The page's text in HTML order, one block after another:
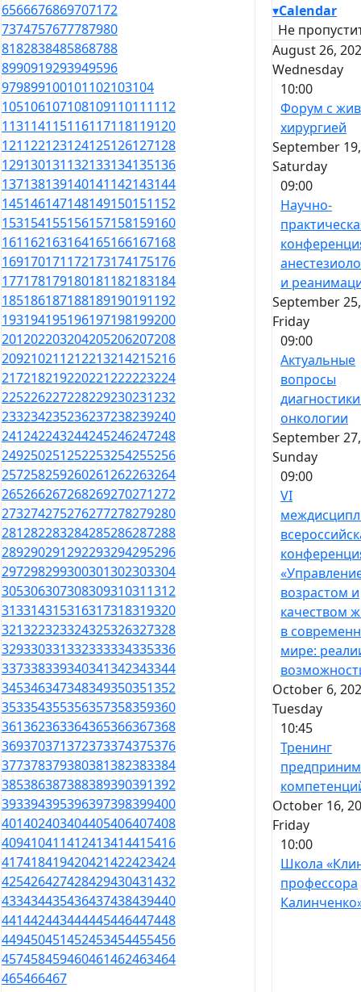
6566676869707172
7374757677787980
8182838485868788
8990919293949596
979899100101102103104
105106107108109110111112
113114115116117118119120
121122123124125126127128
129130131132133134135136
137138139140141142143144
145146147148149150151152
153154155156157158159160
161162163164165166167168
169170171172173174175176
177178179180181182183184
185186187188189190191192
193194195196197198199200
201202203204205206207208
209210211212213214215216
217218219220221222223224
225226227228229230231232
233234235236237238239240
241242243244245246247248
249250251252253254255256
257258259260261262263264
265266267268269270271272
273274275276277278279280
281282283284285286287288
289290291292293294295296
297298299300301302303304
305306307308309310311312
313314315316317318319320
321322323324325326327328
329330331332333334335336
337338339340341342343344
345346347348349350351352
353354355356357358359360
361362363364365366367368
369370371372373374375376
377378379380381382383384
385386387388389390391392
393394395396397398399400
401402403404405406407408
409410411412413414415416
417418419420421422423424
425426427428429430431432
433434435436437438439440
441442443444445446447448
449450451452453454455456
457458459460461462463464
465466467
▾Calendar
Не
August 26,
Wednesday
10:00
Форум с
хирургией
September
Saturday
09:00
Научно-
и
September
Friday
09:00
Актуальные
вопросы
онкологии
September
Sunday
09:00
VI
возрастом и
качеством
в
мире:
October 6,
Tuesday
10:45
Тренинг
October 16,
Friday
10:00
Школа
профессора